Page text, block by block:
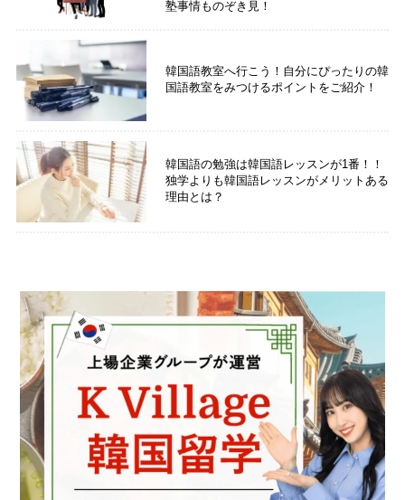
塾事情ものぞき見！
韓国語教室へ行こう！自分にぴったりの韓
国語教室をみつけるポイントをご紹介！
韓国語の勉強は韓国語レッスンが1番！！
独学よりも韓国語レッスンがメリットある
理由とは？